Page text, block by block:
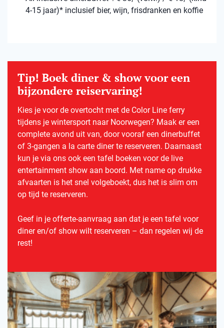
4-15 jaar)* inclusief bier, wijn, frisdranken en koffie
Tip! Boek diner & show voor een
bijzondere reiservaring!
Kies je voor de overtocht met de Color Line ferry
tijdens je wintersport naar Noorwegen? Maak er een
complete avond uit van, door vooraf een dinerbuffet
of 3-gangen a la carte diner te reserveren. Daarnaast
kun je via ons ook een tafel boeken voor de live
entertainment show aan boord. Met name op drukke
afvaarten is het snel volgeboekt, dus het is slim om
op tijd te reserveren.
Geef in je offerte-aanvraag aan dat je een tafel voor
diner en/of show wilt reserveren – dan regelen wij de
rest!